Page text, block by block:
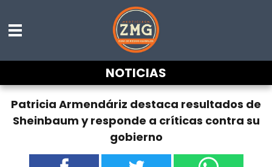
NOTICIAS
Patricia Armendáriz destaca resultados de
Sheinbaum y responde a críticas contra su
gobierno